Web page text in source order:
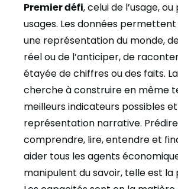
Premier défi, celui de l’usage,
usages. Les données
une représentation du monde,
réel ou de l’anticiper, de
étayée de chiffres ou des faits.
cherche à construire en même
meilleurs indicateurs possibles
représentation narrative.
comprendre, lire, entendre et
aider tous les agents
manipulent du savoir, telle est la